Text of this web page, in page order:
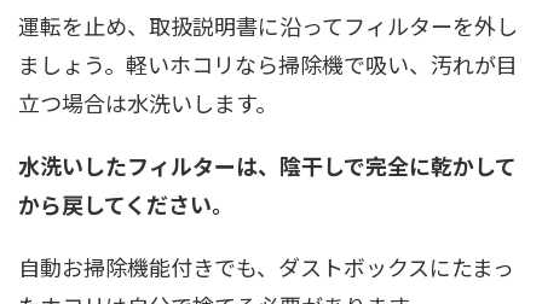
運転を止め、取扱説明書に沿ってフィルターを外し
ましょう。軽いホコリなら掃除機で吸い、汚れが目
立つ場合は水洗いします。
水洗いしたフィルターは、陰干しで完全に乾かして
から戻してください。
自動お掃除機能付きでも、ダストボックスにたまっ